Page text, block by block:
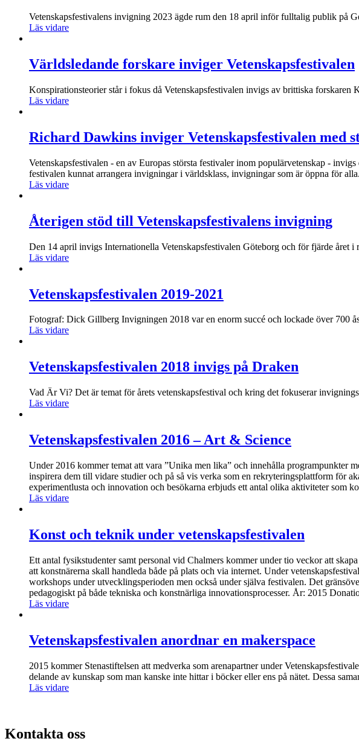
Vetenskapsfestivalens invigning 2023 ägde rum den 18 april inför fulltalig publik på
Läs vidare
Världsledande forskare inviger Vetenskapsfestivalen
Konspirationsteorier står i fokus då Vetenskapsfestivalen invigs av brittiska forskaren
Läs vidare
Richard Dawkins inviger Vetenskapsfestivalen med
Vetenskapsfestivalen - en av Europas största festivaler inom populärvetenskap -
festivalen kunnat arrangera invigningar i världsklass, invigningar som är öppna för
Läs vidare
Återigen stöd till Vetenskapsfestivalens invigning
Den 14 april invigs Internationella Vetenskapsfestivalen Göteborg och för fjärde året
Läs vidare
Vetenskapsfestivalen 2019-2021
Fotograf: Dick Gillberg Invigningen 2018 var en enorm succé och lockade över 700
Läs vidare
Vetenskapsfestivalen 2018 invigs på Draken
Vad Är Vi? Det är temat för årets vetenskapsfestival och kring det fokuserar
Läs vidare
Vetenskapsfestivalen 2016 – Art & Science
Under 2016 kommer temat att vara ”Unika men lika” och innehålla programpunkter
inspirera dem till vidare studier och på så vis verka som en rekryteringsplattform för
experimentlusta och innovation och besökarna erbjuds ett antal olika aktiviteter
Läs vidare
Konst och teknik under vetenskapsfestivalen
Ett antal fysikstudenter samt personal vid Chalmers kommer under tio veckor att
att konstnärerna skall handleda både på plats och via internet. Under
workshops under utvecklingsperioden men också under själva festivalen. Det
pedagogiskt på både tekniska och konstnärliga innovationsprocesser. År: 2015
Läs vidare
Vetenskapsfestivalen anordnar en makerspace
2015 kommer Stenastiftelsen att medverka som arenapartner under
delande av kunskap som man kanske inte hittar i böcker eller ens på nätet. Dessa
Läs vidare
Kontakta oss